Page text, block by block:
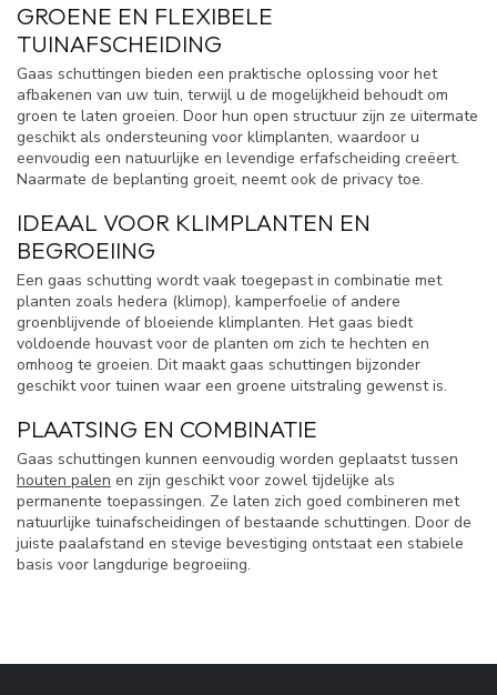
GROENE EN FLEXIBELE
TUINAFSCHEIDING
Gaas schuttingen bieden een praktische oplossing voor het
afbakenen van uw tuin, terwijl u de mogelijkheid behoudt om
groen te laten groeien. Door hun open structuur zijn ze uitermate
geschikt als ondersteuning voor klimplanten, waardoor u
eenvoudig een natuurlijke en levendige erfafscheiding creëert.
Naarmate de beplanting groeit, neemt ook de privacy toe.
IDEAAL VOOR KLIMPLANTEN EN
BEGROEIING
Een gaas schutting wordt vaak toegepast in combinatie met
planten zoals hedera (klimop), kamperfoelie of andere
groenblijvende of bloeiende klimplanten. Het gaas biedt
voldoende houvast voor de planten om zich te hechten en
omhoog te groeien. Dit maakt gaas schuttingen bijzonder
geschikt voor tuinen waar een groene uitstraling gewenst is.
PLAATSING EN COMBINATIE
Gaas schuttingen kunnen eenvoudig worden geplaatst tussen
houten palen en zijn geschikt voor zowel tijdelijke als
permanente toepassingen. Ze laten zich goed combineren met
natuurlijke tuinafscheidingen of bestaande schuttingen. Door de
juiste paalafstand en stevige bevestiging ontstaat een stabiele
basis voor langdurige begroeiing.